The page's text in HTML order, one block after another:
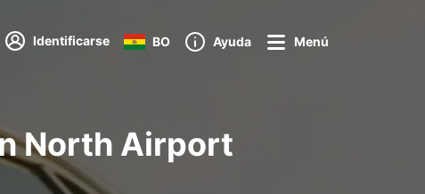
Identificarse BO Ayuda Menú
North Airport